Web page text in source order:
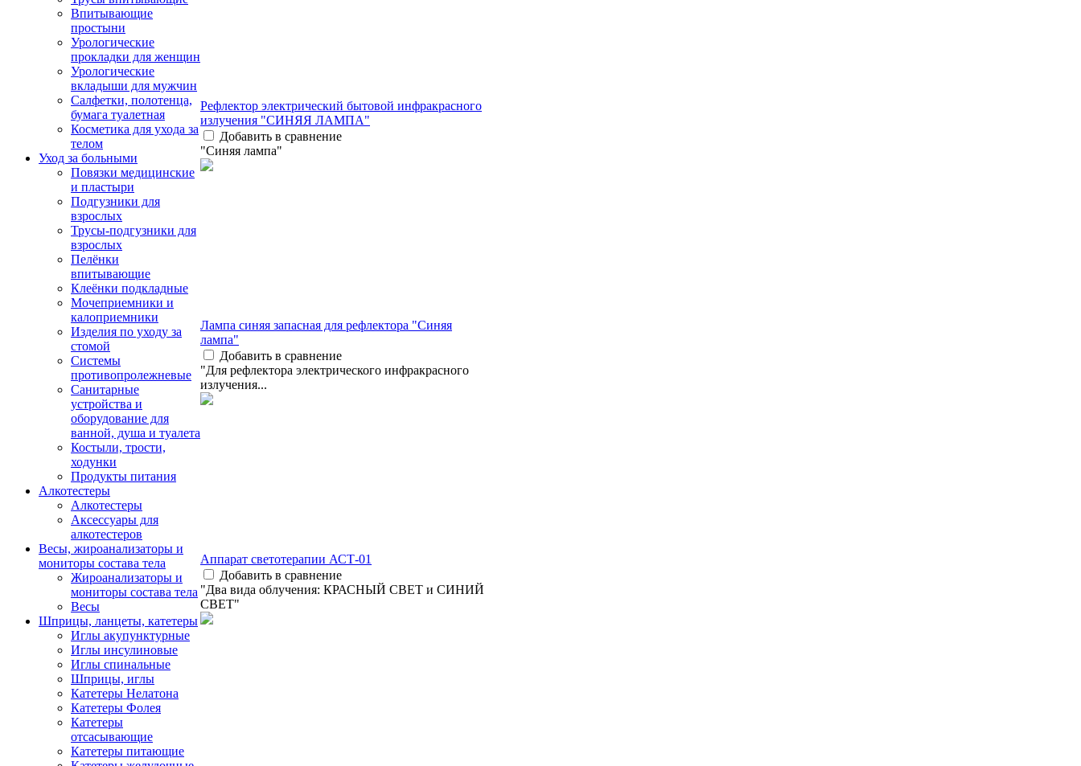
Впитывающие
простыни
Урологические
прокладки для женщин
Урологические
вкладыши для мужчин
Салфетки, полотенца,
бумага туалетная
Косметика для ухода за
телом
Уход за больными
Повязки медицинские
и пластыри
Подгузники для
взрослых
Трусы-подгузники для
взрослых
Пелёнки
впитывающие
Клеёнки подкладные
Мочеприемники и
калоприемники
Изделия по уходу за
стомой
Системы
противопролежневые
Санитарные
устройства и
оборудование для
ванной, душа и туалета
Костыли, трости,
ходунки
Продукты питания
Алкотестеры
Алкотестеры
Аксессуары для
алкотестеров
Весы, жироанализаторы и
мониторы состава тела
Жироанализаторы и
мониторы состава тела
Весы
Шприцы, ланцеты, катетеры
Иглы акупунктурные
Иглы инсулиновые
Иглы спинальные
Шприцы, иглы
Катетеры Нелатона
Катетеры Фолея
Катетеры
отсасывающие
Катетеры питающие
Рефлектор электрический бытовой инфракрасного
излучения "СИНЯЯ ЛАМПА"
Добавить в сравнение
"Синяя лампа"
Лампа синяя запасная для рефлектора "Синяя
лампа"
Добавить в сравнение
"Для рефлектора электрического инфракрасного
излучения...
Аппарат светотерапии АСТ-01
Добавить в сравнение
"Два вида облучения: КРАСНЫЙ СВЕТ и СИНИЙ
СВЕТ"